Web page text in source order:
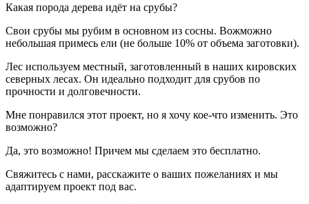
Какая порода дерева идёт на срубы?
Свои срубы мы рубим в основном из сосны. Вожможно
небольшая примесь ели (не больше 10% от объема заготовки).
Лес используем местный, заготовленный в наших кировских
северных лесах. Он идеально подходит для срубов по
прочности и долговечности.
Мне понравился этот проект, но я хочу кое-что изменить. Это
возможно?
Да, это возможно! Причем мы сделаем это бесплатно.
Свяжитесь с нами, расскажите о ваших пожеланиях и мы
адаптируем проект под вас.